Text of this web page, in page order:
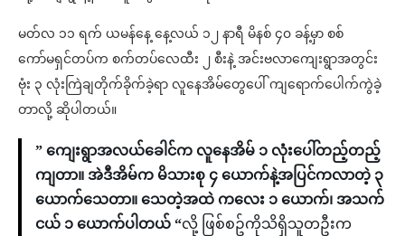
မတ်လ ၁၁ ရက် ယမန်နေ့ နေ့လယ် ၁၂ နာရီ မိနစ် ၄၀ ခန့်မှာ စစ်
ကော်မရှင်တပ်က စက်တပ်လေထီး ၂ စီးနဲ့ အင်းဗလာကျေးရွာအတွင်း
ဗုံး ၃ လုံးကြဲချတိုက်ခိုက်ခဲ့ရာ လူနေအိမ်တွေပေါ် ကျရောက်ပေါက်ကွဲခဲ့
တာလို့ ဆိုပါတယ်။
” ကျေးရွာအလယ်ခေါင်က လူနေအိမ် ၁ လုံးပေါ်တည့်တည့်
ကျတာ။ အဲဒီအိမ်က မိသားစု ၄ ယောက်နဲ့အပြင်ကလာတဲ့ ၃
ယောက်သေတာ။ သေတဲ့အထဲ ကလေး ၁ ယောက်၊ အသက်
ငယ် ၁ ယောက်ပါတယ် “လို့ ဖြစ်စဥ်ကိုသိရှိသူတဦးက